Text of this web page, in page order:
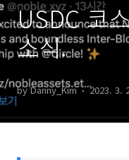
USDC 코
소식.
by Danny_Kim 2023. 3.